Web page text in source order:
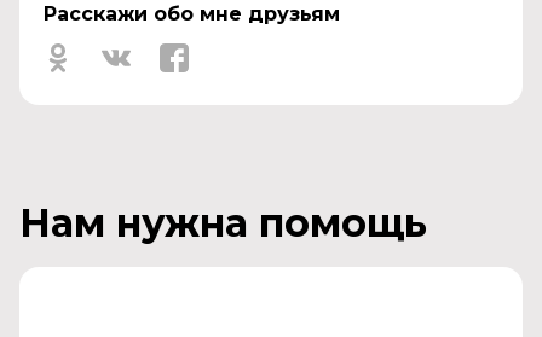
Расскажи обо мне друзьям
Нам нужна помощь